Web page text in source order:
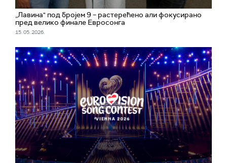
„Лавина" под бројем 9 – растерећено али фокусирано
пред велико финале Евросонга
15. 05. 2026.